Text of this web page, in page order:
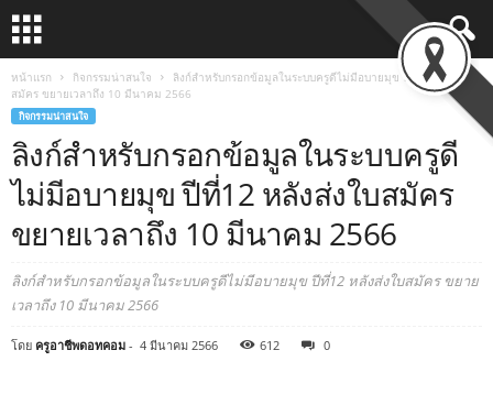
หน้าแรก กิจกรรมน่าสนใจ
ลิงก์สำหรับกรอกข้อมูลในระบบครูดีไม่มีอบายมุข ปีที่12 หลังส่งใบ
สมัคร ขยายเวลาถึง 10 มีนาคม 2566
กิจกรรมน่าสนใจ
ลิงก์สำหรับกรอกข้อมูลในระบบครูดี
ไม่มีอบายมุข ปีที่12 หลังส่งใบสมัคร
ขยายเวลาถึง 10 มีนาคม 2566
ลิงก์สำหรับกรอกข้อมูลในระบบครูดีไม่มีอบายมุข ปีที่12 หลังส่งใบสมัคร ขยาย
เวลาถึง 10 มีนาคม 2566
โดย ครูอาชีพดอทคอม - 4 มีนาคม 2566 612 0